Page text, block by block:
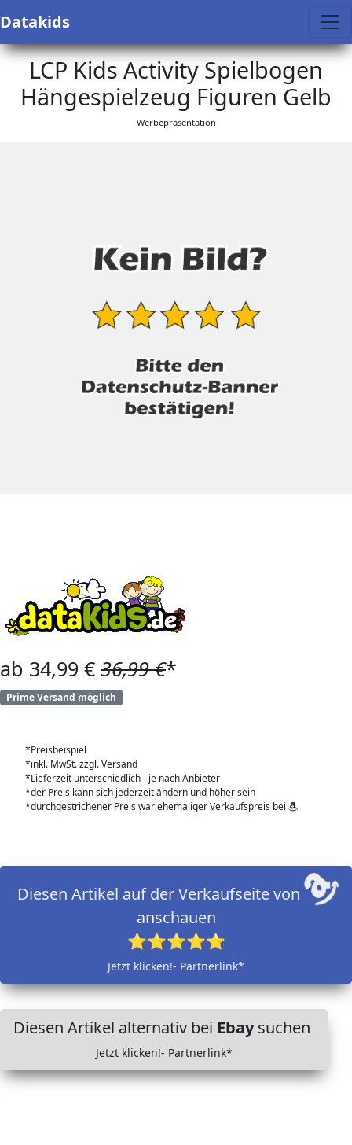
Datakids
LCP Kids Activity Spielbogen
Hängespielzeug Figuren Gelb
Werbepräsentation
ab 34,99 € 36,99 €*
Prime Versand möglich
*Preisbeispiel
*inkl. MwSt. zzgl. Versand
*Lieferzeit unterschiedlich - je nach Anbieter
*der Preis kann sich jederzeit ändern und höher sein
*durchgestrichener Preis war ehemaliger Verkaufspreis bei
Diesen Artikel auf der Verkaufseite von
anschauen
⭐⭐⭐⭐⭐
Jetzt klicken!- Partnerlink*
Diesen Artikel alternativ bei Ebaysuchen
Jetzt klicken!- Partnerlink*